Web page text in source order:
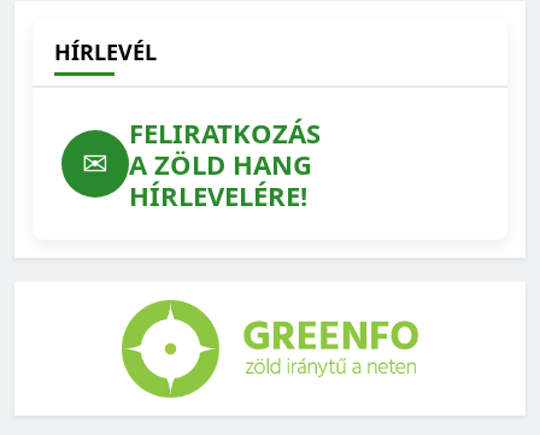
HÍRLEVÉL
✉
FELIRATKOZÁS
A ZÖLD HANG
HÍRLEVELÉRE!